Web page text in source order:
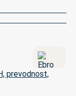
prevodnost,